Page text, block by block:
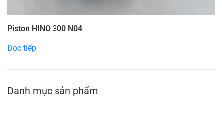
Piston HINO 300 N04
Đọc tiếp
Danh mục sản phẩm